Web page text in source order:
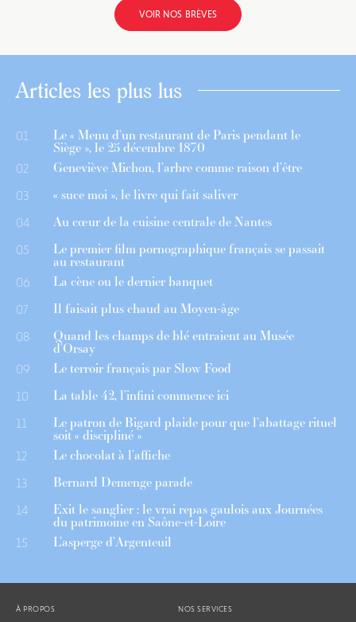
VOIR NOS BRÈVES
Articles les plus lus
01 Le « Menu d’un restaurant de Paris pendant le
Siège », le 25 décembre 1870
02 Geneviève Michon, l’arbre comme raison d’être
03 « suce moi », le livre qui fait saliver
04 Au cœur de la cuisine centrale de Nantes
05 Le premier film pornographique français se passait
au restaurant
06 La cène ou le dernier banquet
07 Il faisait plus chaud au Moyen-âge
08 Quand les champs de blé entraient au Musée
d’Orsay
09 Le terroir français par Slow Food
10 La table 42, l’infini commence ici
11 Le patron de Bigard plaide pour que l’abattage rituel
soit « discipliné »
12 Le chocolat à l’affiche
13 Bernard Demenge parade
14 Exit le sanglier : le vrai repas gaulois aux Journées
du patrimoine en Saône-et-Loire
15 L’asperge d’Argenteuil
À PROPOS
NOS SERVICES